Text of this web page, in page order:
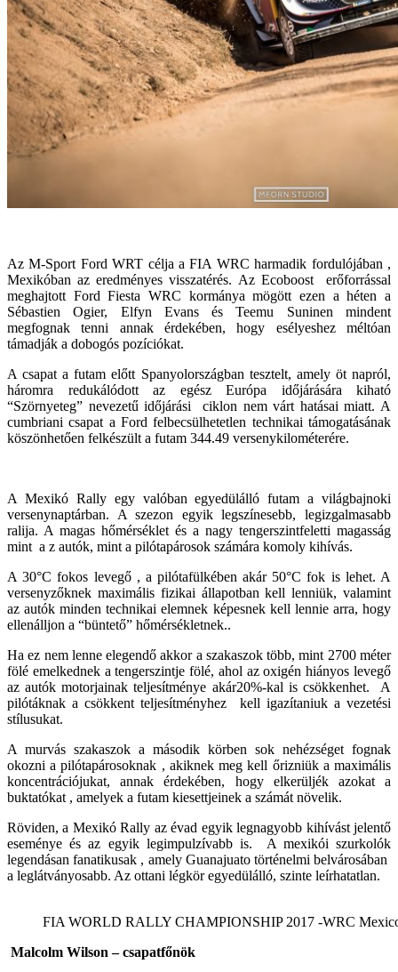
Az M-Sport Ford WRT célja a FIA WRC harmadik fordulójában ,
Mexikóban az eredményes visszatérés. Az Ecoboost erőforrással
meghajtott Ford Fiesta WRC kormánya mögött ezen a héten a
Sébastien Ogier, Elfyn Evans és Teemu Suninen mindent
megfognak tenni annak érdekében, hogy esélyeshez méltóan
támadják a dobogós pozíciókat.
A csapat a futam előtt Spanyolországban tesztelt, amely öt napról,
háromra redukálódott az egész Európa időjárására kiható
“Szörnyeteg” nevezetű időjárási ciklon nem várt hatásai miatt. A
cumbriani csapat a Ford felbecsülhetetlen technikai támogatásának
köszönhetően felkészült a futam 344.49 versenykilométerére.
A Mexikó Rally egy valóban egyedülálló futam a világbajnoki
versenynaptárban. A szezon egyik legszínesebb, legizgalmasabb
ralija. A magas hőmérséklet és a nagy tengerszintfeletti magasság
mint a z autók, mint a pilótapárosok számára komoly kihívás.
A 30°C fokos levegő , a pilótafülkében akár 50°C fok is lehet. A
versenyzőknek maximális fizikai állapotban kell lenniük, valamint
az autók minden technikai elemnek képesnek kell lennie arra, hogy
ellenálljon a “büntető” hőmérsékletnek..
Ha ez nem lenne elegendő akkor a szakaszok több, mint 2700 méter
fölé emelkednek a tengerszintje fölé, ahol az oxigén hiányos levegő
az autók motorjainak teljesítménye akár20%-kal is csökkenhet. A
pilótáknak a csökkent teljesítményhez kell igazítaniuk a vezetési
stílusukat.
A murvás szakaszok a második körben sok nehézséget fognak
okozni a pilótapárosoknak , akiknek meg kell őrizniük a maximális
koncentrációjukat, annak érdekében, hogy elkerüljék azokat a
buktatókat , amelyek a futam kiesettjeinek a számát növelik.
Röviden, a Mexikó Rally az évad egyik legnagyobb kihívást jelentő
eseménye és az egyik legimpulzívabb is. A mexikói szurkolók
legendásan fanatikusak , amely Guanajuato történelmi belvárosában
a leglátványosabb. Az ottani légkör egyedülálló, szinte leírhatatlan.
FIA WORLD RALLY CHAMPIONSHIP 2017 -WRC
Malcolm Wilson – csapatfőnök